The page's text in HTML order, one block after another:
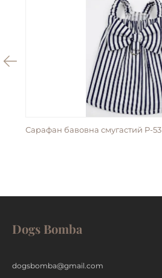
Сарафан бавовна смугастий P-53
Dogs Bomba
dogsbomba@gmail.com